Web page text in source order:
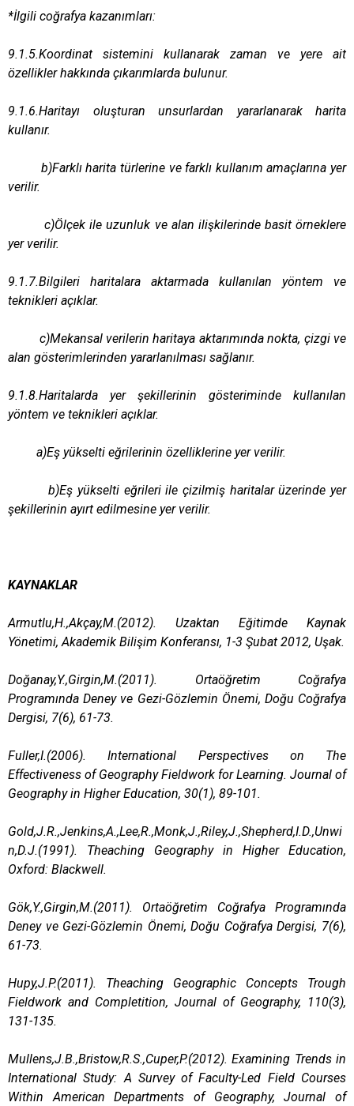
*İlgili coğrafya kazanımları:
9.1.5.Koordinat sistemini kullanarak zaman ve yere ait
özellikler hakkında çıkarımlarda bulunur.
9.1.6.Haritayı oluşturan unsurlardan yararlanarak harita
kullanır.
b)Farklı harita türlerine ve farklı kullanım amaçlarına yer
verilir.
c)Ölçek ile uzunluk ve alan ilişkilerinde basit örneklere
yer verilir.
9.1.7.Bilgileri haritalara aktarmada kullanılan yöntem ve
teknikleri açıklar.
c)Mekansal verilerin haritaya aktarımında nokta, çizgi ve
alan gösterimlerinden yararlanılması sağlanır.
9.1.8.Haritalarda yer şekillerinin gösteriminde kullanılan
yöntem ve teknikleri açıklar.
a)Eş yükselti eğrilerinin özelliklerine yer verilir.
b)Eş yükselti eğrileri ile çizilmiş haritalar üzerinde yer
şekillerinin ayırt edilmesine yer verilir.
KAYNAKLAR
Armutlu,H.,Akçay,M.(2012). Uzaktan Eğitimde Kaynak
Yönetimi, Akademik Bilişim Konferansı, 1-3 Şubat 2012, Uşak.
Doğanay,Y.,Girgin,M.(2011). Ortaöğretim Coğrafya
Programında Deney ve Gezi-Gözlemin Önemi, Doğu Coğrafya
Dergisi, 7(6), 61-73.
Fuller,I.(2006). International Perspectives on The
Effectiveness of Geography Fieldwork for Learning. Journal of
Geography in Higher Education, 30(1), 89-101.
Gold,J.R.,Jenkins,A.,Lee,R.,Monk,J.,Riley,J.,Shepherd,I.D.,Unwi
n,D.J.(1991). Theaching Geography in Higher Education,
Oxford: Blackwell.
Gök,Y.,Girgin,M.(2011). Ortaöğretim Coğrafya Programında
Deney ve Gezi-Gözlemin Önemi, Doğu Coğrafya Dergisi, 7(6),
61-73.
Hupy,J.P.(2011). Theaching Geographic Concepts Trough
Fieldwork and Completition, Journal of Geography, 110(3),
131-135.
Mullens,J.B.,Bristow,R.S.,Cuper,P.(2012). Examining Trends in
International Study: A Survey of Faculty-Led Field Courses
Within American Departments of Geography, Journal of